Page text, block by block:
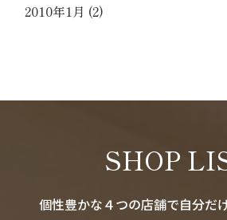
2010年1月 (2)
SHOP
個性豊かな４つの店舗で自分だ